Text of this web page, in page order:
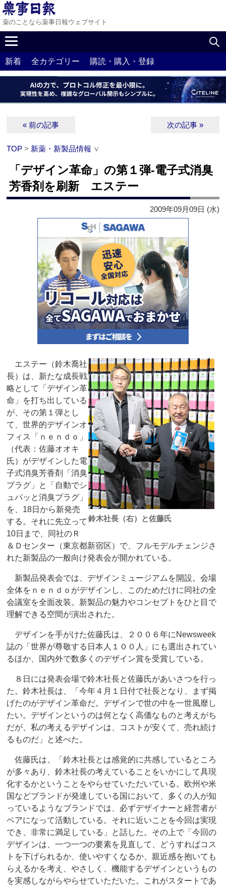
薬のことなら薬事日報ウェブサイト
新着 全カテゴリー 購読・購入・登録
« 前の記事 次の記事 »
TOP > 新薬・新製品情報 ∨
「デザイン革命」の第１弾‐電子式消臭
芳香剤を刷新 エステー
2009年09月09日 (水)
鈴木社長（右）と佐藤氏
エステー（鈴木喬社
長）は、新たな成長戦
略として「デザイン革
命」を打ち出している
が、その第１弾とし
て、世界的デザインオ
フィス「ｎｅｎｄｏ」
（代表：佐藤オオキ
氏）がデザインした電
子式消臭芳香剤「消臭
プラグ」と「自動でシ
ュパッと消臭プラグ」
を、18日から新発売
する。それに先立って
10日まで、同社のＲ
＆Ｄセンター（東京都新宿区）で、フルモデルチェンジさ
れた新製品の一般向け発表会が開かれている。
新製品発表会では、デザインミュージアムを開設。会場
全体をｎｅｎｄｏがデザインし、このためだけに同社の全
会議室を全面改装。新製品の魅力やコンセプトをひと目で
理解できる空間が演出された。
デザインを手がけた佐藤氏は、２００６年にNewsweek
誌の「世界が尊敬する日本人１００人」にも選出されてい
るほか、国内外で数多くのデザイン賞を受賞している。
８日には発表会場で鈴木社長と佐藤氏があいさつを行っ
た。鈴木社長は、「今年４月１日付で社長となり、まず掲
げたのがデザイン革命だ。デザインで世の中を一世風靡し
たい。デザインというのは何となく高価なものと考えがち
だが、私の考えるデザインは、コストが安くて、売れ続け
るものだ」と述べた。
佐藤氏は、「鈴木社長とは感覚的に共感しているところ
が多々あり、鈴木社長の考えていることをいかにして具現
化するかということをやらせていただいている。欧州や米
国などブランドが発達している国において、多くの人が知
っているようなブランドでは、必ずデザイナーと経営者が
ペアになって活動している。それに近いことを今回は実現
でき、非常に満足している」と話した。その上で「今回の
デザインは、一つ一つの要素を見直して、どうすればコス
トを下げられるか、使いやすくなるか、親近感を抱いても
らえるかを考え、やさしく、機能するデザインというもの
を実感しながらやらせていただいた。これがスタートであ